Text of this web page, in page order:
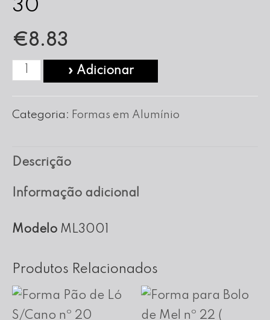
30
€8.83
Quantidade
Forma
nº
30
» Adicionar
Categoria: Formas em Alumínio
Descrição
Informação adicional
Modelo ML3001
Produtos Relacionados